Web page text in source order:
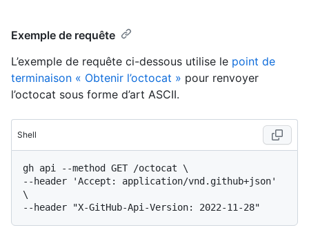
Exemple de requête
L’exemple de requête ci-dessous utilise le point de
terminaison « Obtenir l’octocat » pour renvoyer
l’octocat sous forme d’art ASCII.
Shell
gh api --method GET /octocat \
--header 'Accept: application/vnd.github+json'
\